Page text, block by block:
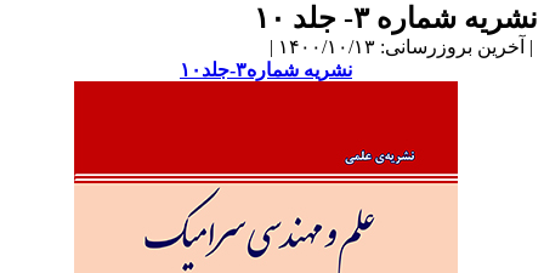
شماره ۳- جلد ۱۰
بروزرسانی: ۱۴۰۰/۱۰/۱۳ |
نشریه شماره۳-جلد۱۰